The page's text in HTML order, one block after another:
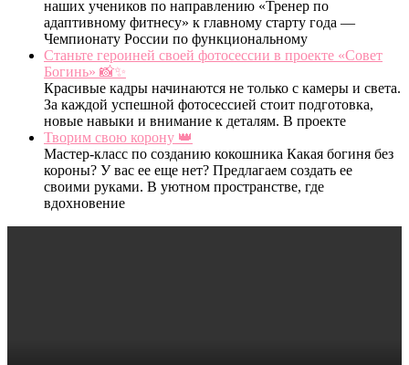
наших учеников по направлению «Тренер по
адаптивному фитнесу» к главному старту года —
Чемпионату России по функциональному
Станьте героиней своей фотосессии в проекте «Совет
Богинь» 📸✨
Красивые кадры начинаются не только с камеры и света.
За каждой успешной фотосессией стоит подготовка,
новые навыки и внимание к деталям. В проекте
Творим свою корону 👑
Мастер-класс по созданию кокошника Какая богиня без
короны? У вас ее еще нет? Предлагаем создать ее
своими руками. В уютном пространстве, где
вдохновение